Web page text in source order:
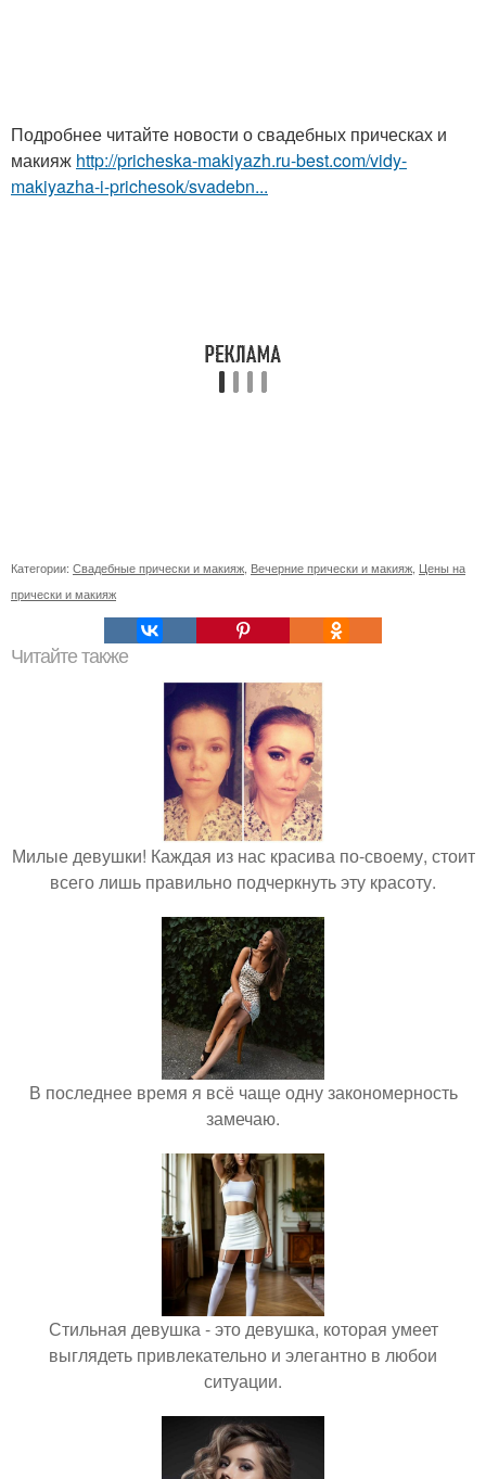
Подробнее читайте новости о свадебных прическах и
макияж http://pricheska-makiyazh.ru-best.com/vidy-
makiyazha-i-prichesok/svadebn...
Категории: Свадебные прически и макияж Вечерние прически и макияж Цены на
прически и макияж
Читайте также
Милые девушки! Каждая из нас красива по-своему, стоит
всего лишь правильно подчеркнуть эту красоту.
В последнее время я всё чаще одну закономерность
замечаю.
Стильная девушка - это девушка, которая умеет
выглядеть привлекательно и элегантно в любои
ситуации.